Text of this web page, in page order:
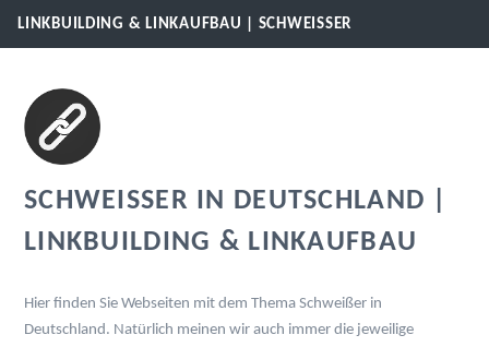
LINKBUILDING & LINKAUFBAU | SCHWEISSER
SCHWEISSER IN DEUTSCHLAND | L
INKBUILDING & LINKAUFBAU
Hier finden Sie Webseiten mit dem Thema Schweißer in
Deutschland. Natürlich meinen wir auch immer die jeweilige